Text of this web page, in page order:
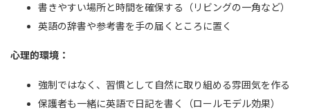
書きやすい場所と時間を確保する（リビングの一角など）
英語の辞書や参考書を手の届くところに置く
心理的環境：
強制ではなく、習慣として自然に取り組める雰囲気を作る
保護者も一緒に英語で日記を書く（ロールモデル効果）